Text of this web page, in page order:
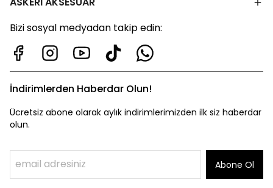
Bizi sosyal medyadan takip edin:
İndirimlerden Haberdar Olun!
Ücretsiz abone olarak aylık indirimlerimizden ilk siz haberdar
olun.
Abone Ol